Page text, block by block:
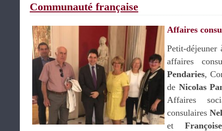
Communauté française
Affaires
Petit-déjeuner
affaires
Pendaries,
de Nicolas
Affaires
consulaires
et